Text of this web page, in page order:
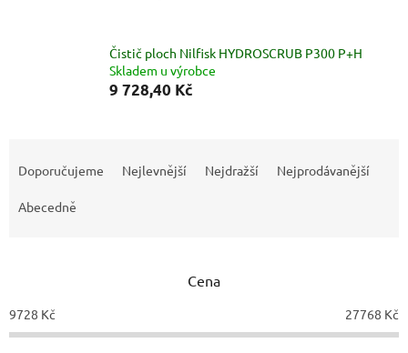
Čistič ploch Nilfisk HYDROSCRUB P300 P+H
Skladem u výrobce
9 728,40 Kč
o
d
Doporučujeme Nejlevnější Nejdražší Nejprodávanější
Abecedně
Cena
9728 Kč 27768 Kč